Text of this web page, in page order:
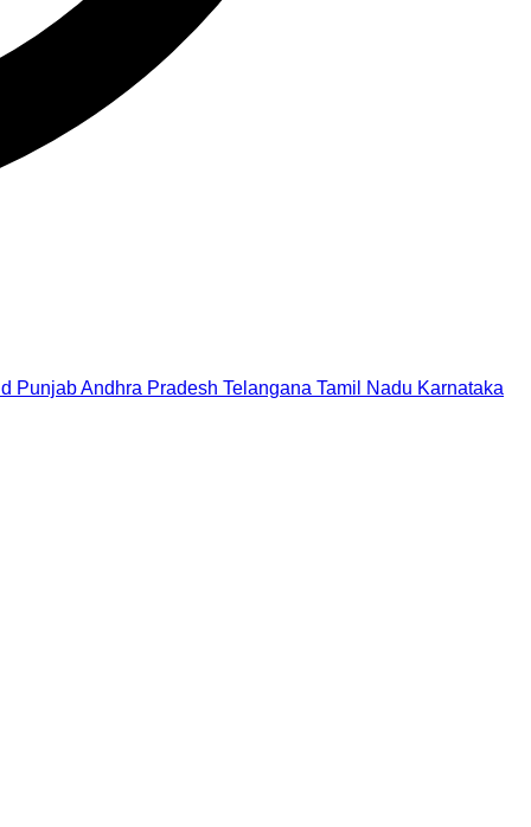
PunjabAndhra Pradesh Telangana Tamil Nadu Karnataka